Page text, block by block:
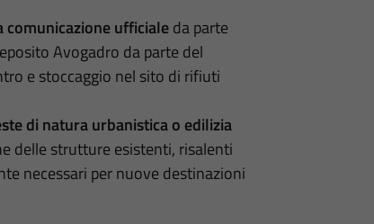
ufficialeda parte
Avogadro da parte del
e stoccaggio nel sito di rifiuti
di natura urbanistica o edilizia
delle strutture esistenti, risalenti
necessari per nuove destinazioni